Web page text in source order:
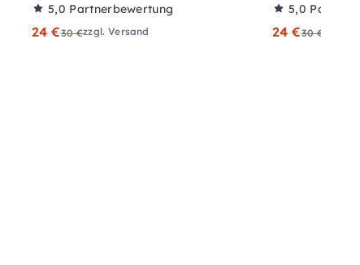
5,0 Partnerbewertung
24 €30 €zzgl. Versand
5,0
24 €30 €